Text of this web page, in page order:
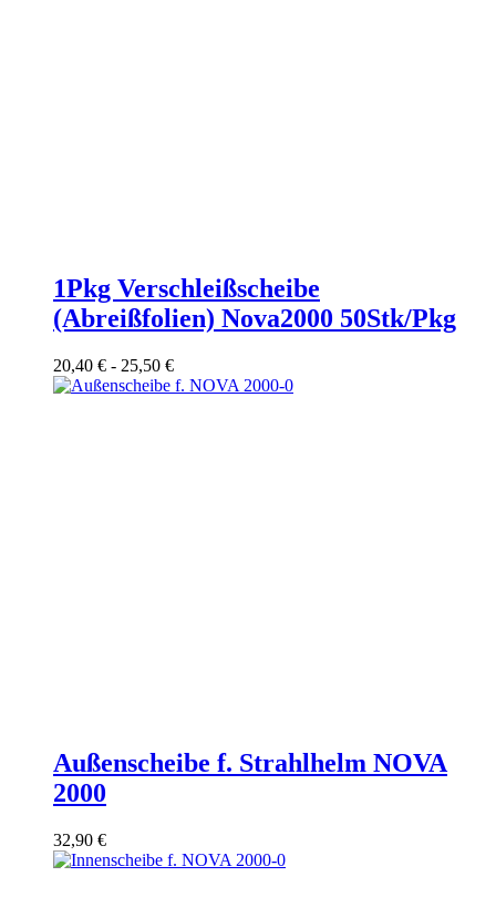
1Pkg Verschleißscheibe
(Abreißfolien) Nova2000 50Stk/Pkg
20,40 € - 25,50 €
Außenscheibe f. Strahlhelm NOVA
2000
32,90 €